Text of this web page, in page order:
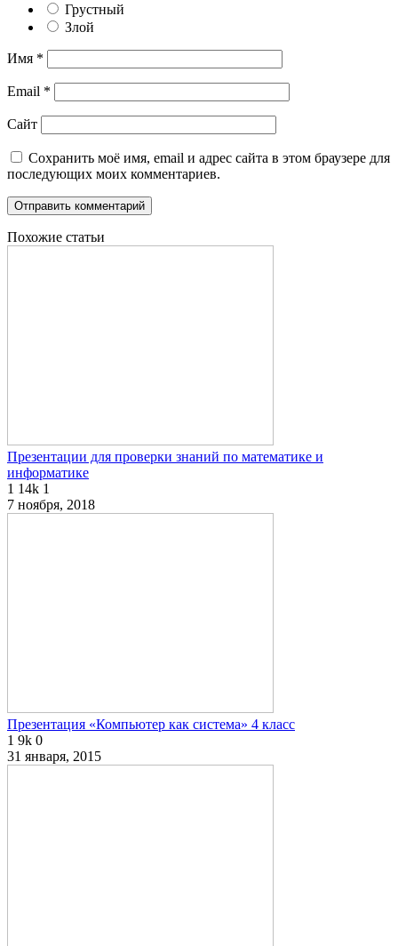
Грустный
Злой
Имя *
Email *
Сайт
Сохранить моё имя, email и адрес сайта в этом браузере для
последующих моих комментариев.
Похожие статьи
Презентации для проверки знаний по математике и
информатике
1 14k 1
7 ноября, 2018
Презентация «Компьютер как система» 4 класс
1 9k 0
31 января, 2015